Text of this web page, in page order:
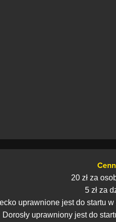
20 zł za
5 zł za
uprawnione jest do startu
Dorosły uprawniony jest do